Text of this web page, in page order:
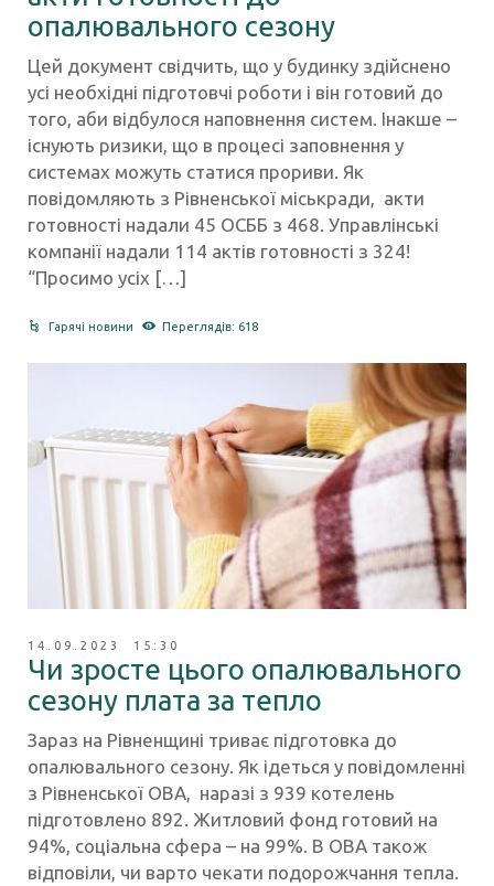
опалювального сезону
Цей документ свідчить, що у будинку здійснено
усі необхідні підготовчі роботи і він готовий до
того, аби відбулося наповнення систем. Інакше –
існують ризики, що в процесі заповнення у
системах можуть статися прориви. Як
повідомляють з Рівненської міськради, акти
готовності надали 45 ОСББ з 468. Управлінські
компанії надали 114 актів готовності з 324!
“Просимо усіх […]
Гарячі новини Переглядів: 618
14.09.2023 15:30
Чи зросте цього опалювального
сезону плата за тепло
Зараз на Рівненщині триває підготовка до
опалювального сезону. Як ідеться у повідомленні
з Рівненської ОВА, наразі з 939 котелень
підготовлено 892. Житловий фонд готовий на
94%, соціальна сфера – на 99%. В ОВА також
відповіли, чи варто чекати подорожчання тепла.